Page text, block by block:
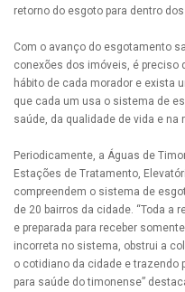
retorno do esgoto para dentro dos
Com o avanço do esgotamento
conexões dos imóveis, é preciso
hábito de cada morador e exista
que cada um usa o sistema de
saúde, da qualidade de vida e na
Periodicamente, a Águas de
Estações de Tratamento,
compreendem o sistema de
de 20 bairros da cidade. “Toda a
e preparada para receber
incorreta no sistema, obstrui a
o cotidiano da cidade e trazendo
para saúde do timonense”